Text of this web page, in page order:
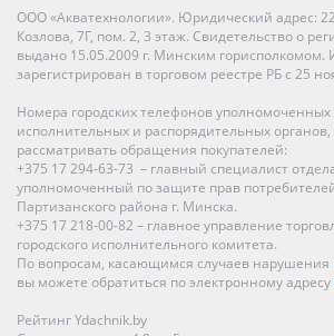
ООО «Акватехнологии». Юридический адрес:
Козлова, 7Г, пом. 2, 3 этаж. Свидетельство о
выдано 15.05.2009 г. Минским горисполкомом.
зарегистрирован в торговом реестре РБ с 25
Номера городских телефонов
исполнительных и распорядительных
рассматривать обращения покупателей:
+375 17 294-63-73 – главный специалист
уполномоченный по защите прав
Партизанского района г. Минска.
+375 17 218-00-82 – главное управление
городского исполнительного комитета.
По вопросам, касающимся случаев нарушения
вы можете обратиться по электронному адресу
Рейтинг Ydachnik.by